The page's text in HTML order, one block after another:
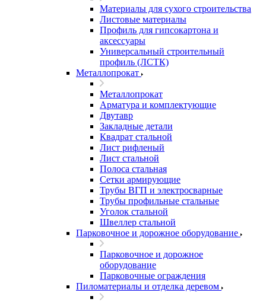
Материалы для сухого строительства
Листовые материалы
Профиль для гипсокартона и
аксессуары
Универсальный строительный
профиль (ЛСТК)
Металлопрокат
Металлопрокат
Арматура и комплектующие
Двутавр
Закладные детали
Квадрат стальной
Лист рифленый
Лист стальной
Полоса стальная
Сетки армирующие
Трубы ВГП и электросварные
Трубы профильные стальные
Уголок стальной
Швеллер стальной
Парковочное и дорожное оборудование
Парковочное и дорожное
оборудование
Парковочные ограждения
Пиломатериалы и отделка деревом